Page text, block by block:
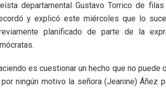
departamental Gustavo Torrico de
y explicó este miércoles que lo
planificado de parte de la
es cuestionar un hecho que no puede
ningún motivo la señora (Jeanine) Áñez